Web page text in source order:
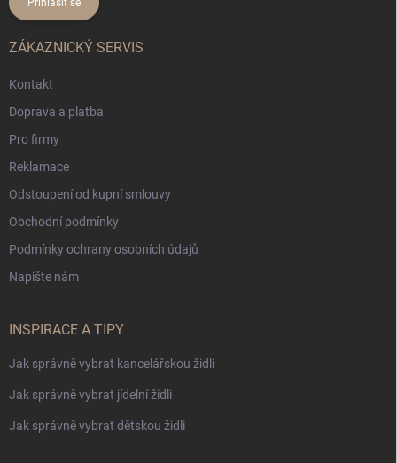
Přihlásit se
ZÁKAZNICKÝ SERVIS
Kontakt
Doprava a platba
Pro firmy
Reklamace
Odstoupení od kupní smlouvy
Obchodní podmínky
Podmínky ochrany osobních údajů
Napište nám
INSPIRACE A TIPY
Jak správně vybrat kancelářskou židli
Jak správně vybrat jídelní židli
Jak správně vybrat dětskou židli